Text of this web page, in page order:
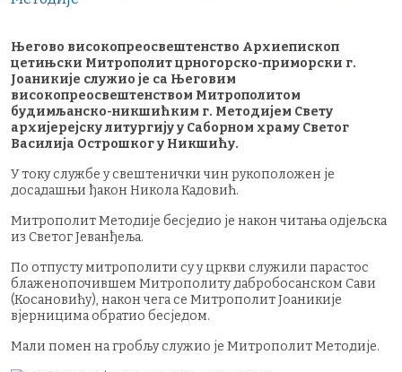
Његово високопреосвештенство Архиепископ
цетињски Митрополит црногорско-приморски г.
Јоаникије служио је са Његовим
високопреосвештенством Митрополитом
будимљанско-никшићким г. Методијем Свету
архијерејску литургију у Саборном храму Светог
Василија Острошког у Никшићу.
У току службе у свештенички чин рукоположен је
досадашњи ђакон Никола Кадовић.
Митрополит Методије бесједио је након читања одјељска
из Светог Јеванђеља.
По отпусту митрополити су у цркви служили парастос
блаженопочившем Митрополиту дабробосанском Сави
(Косановићу), након чега се Митрополит Јоаникије
вјерницима обратио бесједом.
Мали помен на гробљу служио је Митрополит Методије.